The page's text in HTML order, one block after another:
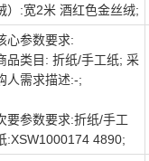
）:宽2米 酒红色金丝绒;
心参数要求:
品类目: 折纸/手工纸; 采
人需求描述:-;
要参数要求:折纸/手工
:XSW1000174 4890;